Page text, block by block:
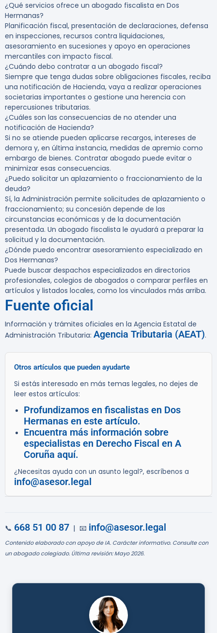
¿Qué servicios ofrece un abogado fiscalista en Dos
Hermanas?
Planificación fiscal, presentación de declaraciones, defensa
en inspecciones, recursos contra liquidaciones,
asesoramiento en sucesiones y apoyo en operaciones
mercantiles con impacto fiscal.
¿Cuándo debo contratar a un abogado fiscal?
Siempre que tenga dudas sobre obligaciones fiscales, reciba
una notificación de Hacienda, vaya a realizar operaciones
societarias importantes o gestione una herencia con
repercusiones tributarias.
¿Cuáles son las consecuencias de no atender una
notificación de Hacienda?
Si no se atiende pueden aplicarse recargos, intereses de
demora y, en última instancia, medidas de apremio como
embargo de bienes. Contratar abogado puede evitar o
minimizar esas consecuencias.
¿Puedo solicitar un aplazamiento o fraccionamiento de la
deuda?
Sí, la Administración permite solicitudes de aplazamiento o
fraccionamiento; su concesión depende de las
circunstancias económicas y de la documentación
presentada. Un abogado fiscalista le ayudará a preparar la
solicitud y la documentación.
¿Dónde puedo encontrar asesoramiento especializado en
Dos Hermanas?
Puede buscar despachos especializados en directorios
profesionales, colegios de abogados o comparar perfiles en
artículos y listados locales, como los vinculados más arriba.
Fuente oficial
Información y trámites oficiales en la Agencia Estatal de
Administración Tributaria: Agencia Tributaria (AEAT).
Otros artículos que pueden ayudarte
Si estás interesado en más temas legales, no dejes de
leer estos artículos:
Profundizamos en fiscalistas en Dos
Hermanas en este artículo.
Encuentra más información sobre
especialistas en Derecho Fiscal en A
Coruña aquí.
¿Necesitas ayuda con un asunto legal?, escríbenos a
info@asesor.legal
📞 668 51 00 87 | 📧 info@asesor.legal
Contenido elaborado con apoyo de IA. Carácter informativo. Consulte con
un abogado colegiado. Última revisión: Mayo 2026.